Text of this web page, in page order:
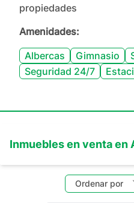
propiedades
Amenidades:
Albercas
Gimnasio
Seguridad 24/7
Inmuebles enventaen
Ordenar por